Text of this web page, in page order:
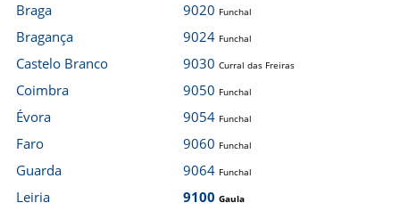
Braga
Bragança
Castelo Branco
Coimbra
Évora
Faro
Guarda
Leiria
9020 Funchal
9024 Funchal
9030 Curral das Freiras
9050 Funchal
9054 Funchal
9060 Funchal
9064 Funchal
9100 Gaula